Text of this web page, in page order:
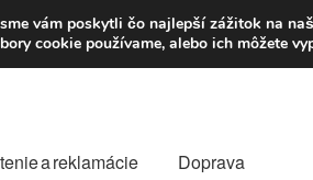
a reklamácie Doprava
vám poskytli čo najlepší zážitok na
cookie používame, alebo ich môžete